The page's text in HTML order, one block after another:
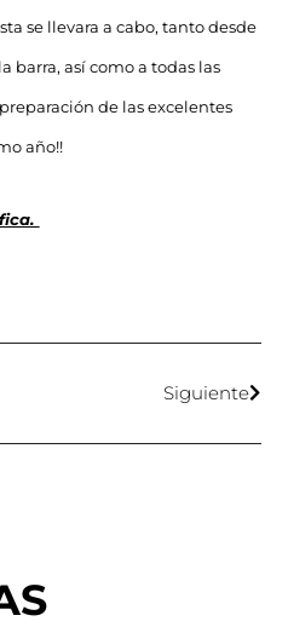
se llevara a cabo, tanto desde
barra, así como a todas las
de las excelentes
año!!
Siguiente